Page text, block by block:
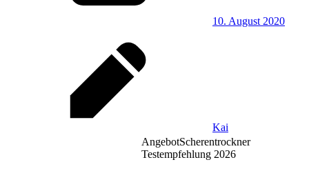
10. August 2020
Kai
AngebotScherentrockner
Testempfehlung 2026